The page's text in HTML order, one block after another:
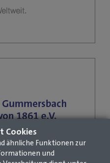
Cookies
ähnliche Funktionen zur
und
www.lcc-naumann.de
www.vflgummersbach.net